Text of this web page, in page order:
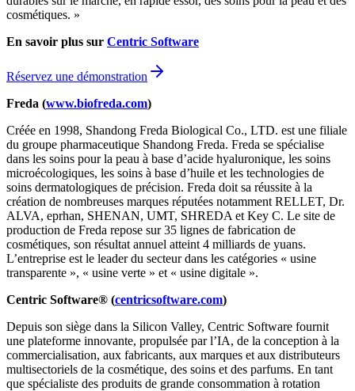
cosmétiques. »
En savoir plus sur Centric Software
Réservez une démonstration
Freda (www.biofreda.com)
Créée en 1998, Shandong Freda Biological Co., LTD. est une filiale
du groupe pharmaceutique Shandong Freda. Freda se spécialise
dans les soins pour la peau à base d’acide hyaluronique, les soins
microécologiques, les soins à base d’huile et les technologies de
soins dermatologiques de précision. Freda doit sa réussite à la
création de nombreuses marques réputées notamment RELLET, Dr.
ALVA, eprhan, SHENAN, UMT, SHREDA et Key C. Le site de
production de Freda repose sur 35 lignes de fabrication de
cosmétiques, son résultat annuel atteint 4 milliards de yuans.
L’entreprise est le leader du secteur dans les catégories « usine
transparente », « usine verte » et « usine digitale ».
Centric Software® (centricsoftware.com)
Depuis son siège dans la Silicon Valley, Centric Software fournit
une plateforme innovante, propulsée par l’IA, de la conception à la
commercialisation, aux fabricants, aux marques et aux distributeurs
multisectoriels de la cosmétique, des soins et des parfums. En tant
que spécialiste des produits de grande consommation à rotation